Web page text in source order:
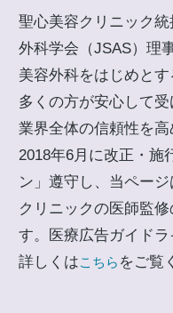
聖心美容クリニック
外科学会（JSAS）理
美容外科をはじめとす
多くの方が安心して受
業界全体の信頼性を高
2018年6月に改正・施
ン」遵守し、当ペー
クリニックの医師監
す。医療広告ガイドラ
詳しくはこちら をご覧